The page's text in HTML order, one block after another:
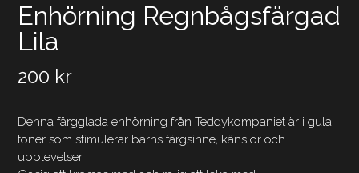
Enhörning Regnbågsfärgad
Lila
200 kr
Denna färgglada enhörning från Teddykompaniet är i gula
toner som stimulerar barns färgsinne, känslor och
upplevelser.